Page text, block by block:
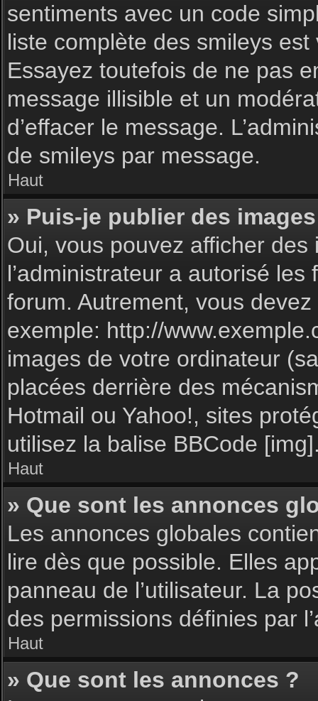
sentiments avec un code
liste complète des smileys
Essayez toutefois de ne pas
message illisible et un
d’effacer le message.
de smileys par message.
Haut
» Puis-je publier des
Oui, vous pouvez afficher
l’administrateur a autorisé
forum. Autrement, vous
exemple: http://
images de votre ordinateur
placées derrière des
Hotmail ou Yahoo!, sites
utilisez la balise BBCode
Haut
» Que sont les annonces
Les annonces globales
lire dès que possible. Elles
panneau de l’utilisateur. La
des permissions définies par
Haut
» Que sont les annonces ?